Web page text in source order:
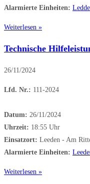
Alarmierte Einheiten: Ledde
Weiterlesen »
Technische
26/11/2024
Lfd. Nr.: 111-2024
Datum: 26/11/2024
Uhrzeit: 18:55 Uhr
Einsatzort: Leeden - Am
Alarmierte Einheiten:
Weiterlesen »